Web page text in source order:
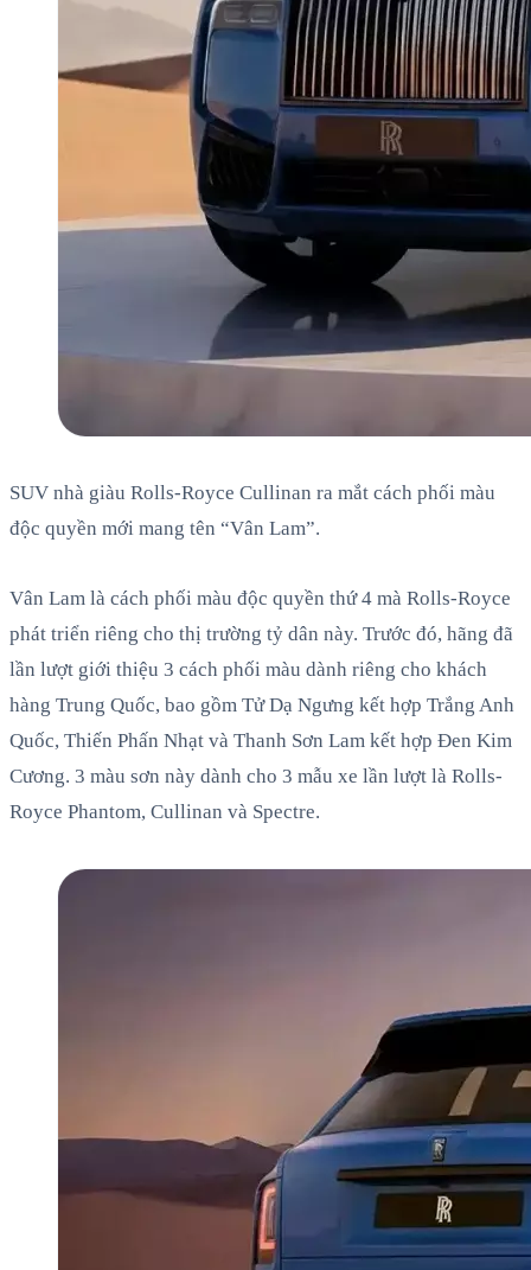
SUV nhà giàu Rolls-Royce Cullinan ra mắt cách phối màu
độc quyền mới mang tên “Vân Lam”.
Vân Lam là cách phối màu độc quyền thứ 4 mà Rolls-Royce
phát triển riêng cho thị trường tỷ dân này. Trước đó, hãng đã
lần lượt giới thiệu 3 cách phối màu dành riêng cho khách
hàng Trung Quốc, bao gồm Tử Dạ Ngưng kết hợp Trắng Anh
Quốc, Thiến Phấn Nhạt và Thanh Sơn Lam kết hợp Đen Kim
Cương. 3 màu sơn này dành cho 3 mẫu xe lần lượt là Rolls-
Royce Phantom, Cullinan và Spectre.